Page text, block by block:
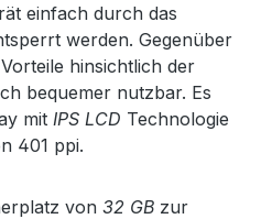
einfach durch das
werden. Gegenüber
hinsichtlich der
bequemer nutzbar. Es
mit IPS LCD Technologie
401 ppi.
von 32 GB zur